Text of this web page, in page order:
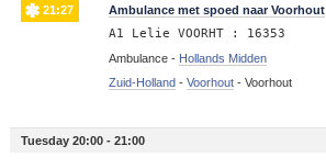
21:27 Ambulance met spoed naar Voorhout
A1 Lelie VOORHT : 16353
Ambulance - Hollands Midden
Zuid-Holland- Voorhout- Voorhout
Tuesday 20:00 - 21:00